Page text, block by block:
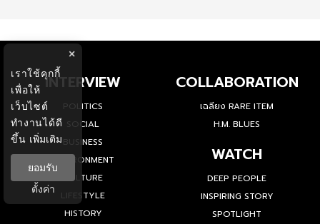
INTERVIEW
POLITICS
SOCIAL
BUSINESS
ENVIRONMENT
CULTURE
LIFESTYLE
HISTORY
COLLABORATION
เฉลียง RARE ITEM
H.M. BLUES
WATCH
DEEP PEOPLE
INSPIRING STORY
SPOTLIGHT
×
เราใช้คุกกี้
เพื่อให้
เว็บไซต์
ทำงานได้ดี
ขึ้น เพิ่มเติม
ยอมรับ
ตั้งค่า